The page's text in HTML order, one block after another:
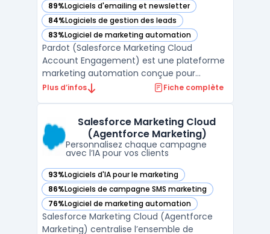
89%Logiciels d'emailing et newsletter
— voir Pardot (Salesforce Marketing Cloud Account
84%Logiciels de gestion des leads
— voir Pardot (Salesforce Marketing Cloud Account
83%Logiciel de marketing automation
— voir Pardot (Salesforce Marketing Cloud Account
Pardot (Salesforce Marketing Cloud
Account Engagement) est une plateforme
marketing automation conçue pour
synchroniser les activités marketing et
cycles de vente longs ou des besoins de
qualification, de nurturing ...
Plus d’infos Fiche complète
Salesforce Marketing Cloud
(Agentforce Marketing)
Personnalisez chaque campagne
avec l’IA pour vos clients
93%Logiciels d'IA pour le marketing
— voir Salesforce Marketing Cloud (Agentforce Marketing)
86%Logiciels de campagne SMS marketing
— voir Salesforce Marketing Cloud (Agentforce Marketing)
76%Logiciel de marketing automation
— voir Salesforce Marketing Cloud (Agentforce Marketing)
Salesforce Marketing Cloud (Agentforce
Marketing) centralise l’ensemble de